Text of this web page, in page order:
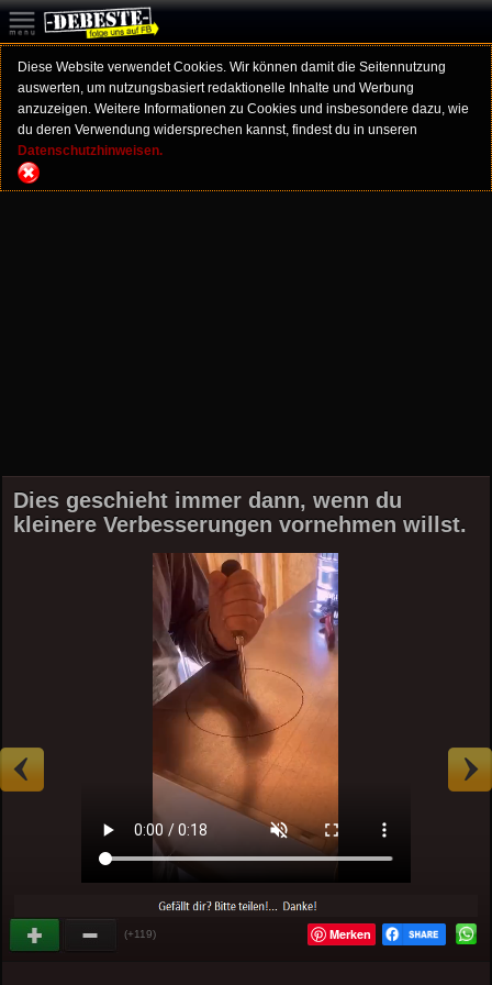
Diese Website verwendet Cookies. Wir können damit die Seitennutzung
auswerten, um nutzungsbasiert redaktionelle Inhalte und Werbung
anzuzeigen. Weitere Informationen zu Cookies und insbesondere dazu, wie
du deren Verwendung widersprechen kannst, findest du in unseren
Datenschutzhinweisen.
Dies geschieht immer dann, wenn du
kleinere Verbesserungen vornehmen willst.
(+119) Merken